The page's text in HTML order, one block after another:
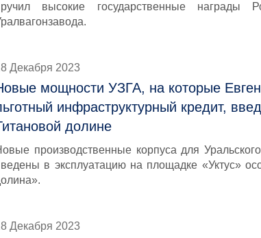
высокие государственные награды
Декабря 2023
мощности УЗГА, на которые
инфраструктурный кредит,
долине
производственные корпуса для
в эксплуатацию на площадке «Уктус»
Декабря 2023